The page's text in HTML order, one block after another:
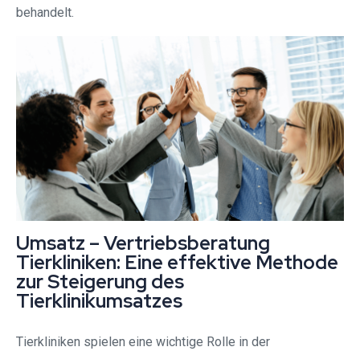
behandelt.
Umsatz – Vertriebsberatung
Tierkliniken: Eine effektive Methode
zur Steigerung des
Tierklinikumsatzes
Tierkliniken spielen eine wichtige Rolle in der